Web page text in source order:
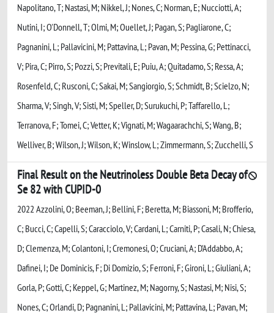
Napolitano, T; Nastasi, M; Nikkel, J; Nones, C; Norman, E; Nucciotti, A;
Nutini, I; O'Donnell, T; Olmi, M; Ouellet, J; Pagan, S; Pagliarone, C;
Pagnanini, L; Pallavicini, M; Pattavina, L; Pavan, M; Pessina, G; Pettinacci,
V; Pira, C; Pirro, S; Pozzi, S; Previtali, E; Puiu, A; Quitadamo, S; Ressa, A;
Rosenfeld, C; Rusconi, C; Sakai, M; Sangiorgio, S; Schmidt, B; Scielzo, N;
Sharma, V; Singh, V; Sisti, M; Speller, D; Surukuchi, P; Taffarello, L;
Terranova, F; Tomei, C; Vetter, K; Vignati, M; Wagaarachchi, S; Wang, B;
Welliver, B; Wilson, J; Wilson, K; Winslow, L; Zimmermann, S; Zucchelli, S
Final Result on the Neutrinoless Double Beta Decay of
Se 82 with CUPID-0
2022 Azzolini, O; Beeman, J; Bellini, F; Beretta, M; Biassoni, M; Brofferio,
C; Bucci, C; Capelli, S; Caracciolo, V; Cardani, L; Carniti, P; Casali, N; Chiesa,
D; Clemenza, M; Colantoni, I; Cremonesi, O; Cruciani, A; D'Addabbo, A;
Dafinei, I; De Dominicis, F; Di Domizio, S; Ferroni, F; Gironi, L; Giuliani, A;
Gorla, P; Gotti, C; Keppel, G; Martinez, M; Nagorny, S; Nastasi, M; Nisi, S;
Nones, C; Orlandi, D; Pagnanini, L; Pallavicini, M; Pattavina, L; Pavan, M;